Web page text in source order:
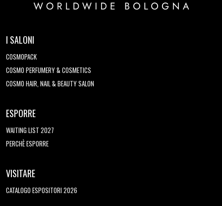
I SALONI
COSMOPACK
COSMO PERFUMERY & COSMETICS
COSMO HAIR, NAIL & BEAUTY SALON
ESPORRE
WAITING LIST 2027
PERCHÈ ESPORRE
VISITARE
CATALOGO ESPOSITORI 2026